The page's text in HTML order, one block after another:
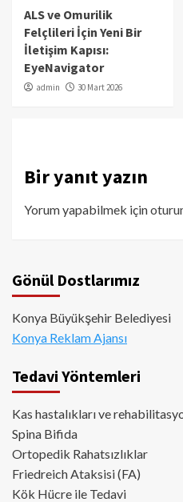
ALS ve Omurilik
Felçlileri İçin Yeni Bir
İletişim Kapısı:
EyeNavigator
admin 30 Mart 2026
Bir yanıt yazın
Yorum yapabilmek için
Gönül Dostlarımız
Konya Büyükşehir Belediyesi
Konya Reklam Ajansı
Tedavi Yöntemleri
Kas hastalıkları ve
Spina Bifida
Ortopedik Rahatsızlıklar
Friedreich Ataksisi (FA)
Kök Hücre ile Tedavi